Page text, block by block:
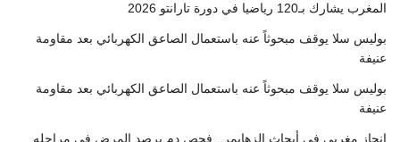
المغرب يشارك بـ120 رياضيا في دورة تارانتو 2026
بوليس سلا يوقف مبحوثاً عنه باستعمال الصاعق الكهربائي بعد مقاومة
عنيفة
بوليس سلا يوقف مبحوثاً عنه باستعمال الصاعق الكهربائي بعد مقاومة
عنيفة
إنجاز مغربي في أبحاث الزهايمر.. فحص دم يرصد المرض في مراحله